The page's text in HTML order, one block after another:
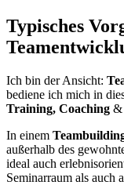
Typisches
Ich bin der Ansicht:
bediene ich mich in
Training, Coaching &
In einem
außerhalb des
ideal auch
Seminarraum als auch